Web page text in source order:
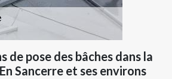
de pose des bâches dans la
Sancerre et ses environs